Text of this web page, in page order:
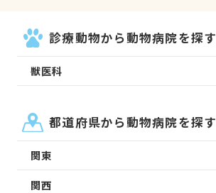
診療動物から動物病院を探す
獣医科
都道府県から動物病院を探す
関東
関西